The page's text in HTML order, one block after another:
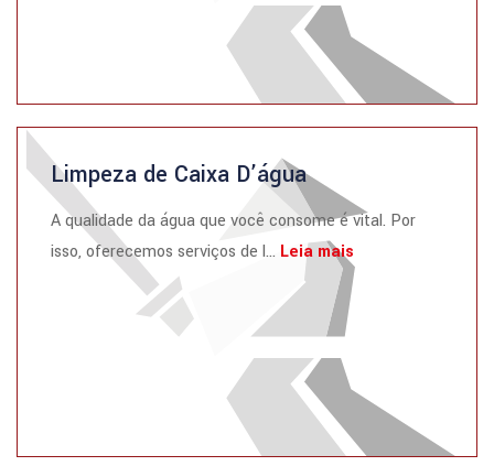
Limpeza de Caixa D’água
A qualidade da água que você consome é vital. Por
isso, oferecemos serviços de l... Leia mais